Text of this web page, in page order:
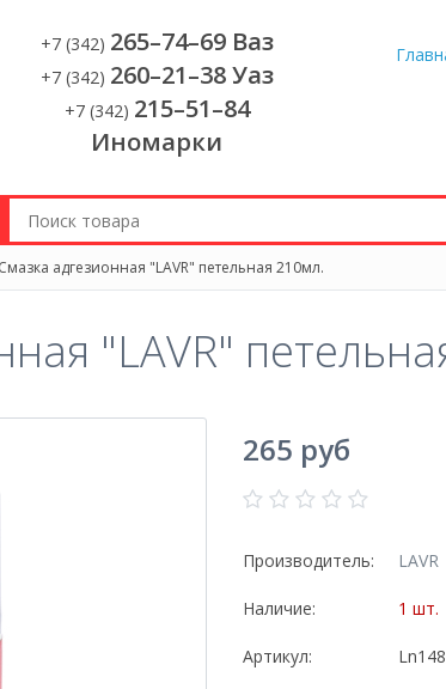
+7 (342) 265–74–69 Ваз
+7 (342) 260–21–38 Уаз
+7 (342) 215–51–84
Иномарки
Смазка адгезионная "LAVR" петельная 210мл.
"LAVR"
265 руб
Производитель: LAVR
Наличие: 1 шт.
Артикул: